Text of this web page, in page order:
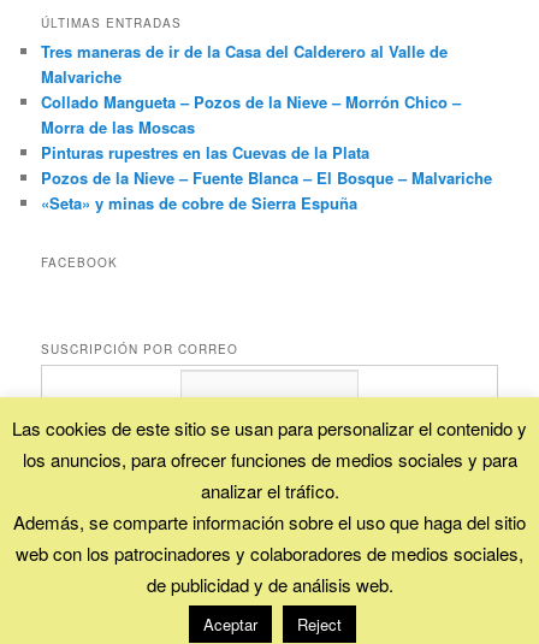
ÚLTIMAS ENTRADAS
Tres maneras de ir de la Casa del Calderero al Valle de
Malvariche
Collado Mangueta – Pozos de la Nieve – Morrón Chico –
Morra de las Moscas
Pinturas rupestres en las Cuevas de la Plata
Pozos de la Nieve – Fuente Blanca – El Bosque – Malvariche
«Seta» y minas de cobre de Sierra Espuña
FACEBOOK
SUSCRIPCIÓN POR CORREO
Proporcionado porFeedBurner
Esta obra está bajo unalicencia Creative Commons (Reconocimiento - No
comercial - Compartir igual).
Funciona gracias a WordPress
Las cookies de este sitio se usan para personalizar el contenido y
los anuncios, para ofrecer funciones de medios sociales y para
analizar el tráfico.
Además, se comparte información sobre el uso que haga del sitio
web con los patrocinadores y colaboradores de medios sociales,
de publicidad y de análisis web.
Aceptar Reject